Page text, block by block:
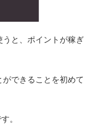
うと、ポイントが稼ぎ
できることを初めて
。